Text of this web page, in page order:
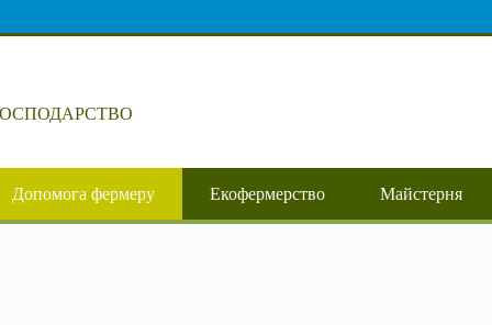
Допомога фермеру Екофермерство Майстерня